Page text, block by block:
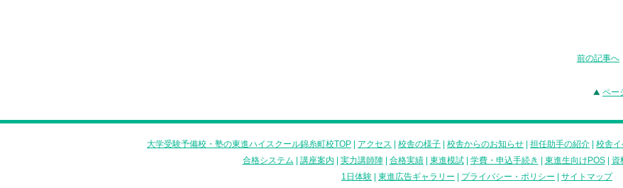
前の記事へ
ペー
大学受験予備校・塾の東進ハイスクール錦糸町校TOP アクセス 校舎の様子 校舎からのお知らせ 担任助手の紹介 校舎
合格システム
講座案内 実力講師陣| 合格実績| 東進模試| 学費・申込手続き 東進生向けPOS| 資
1日体験
東進広告ギャラリー プライバシー・ポリシー サイトマップ